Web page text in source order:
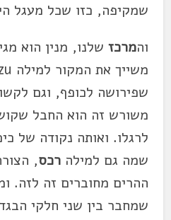
שמקיפה, כזו שכל מעגל
והמרכז שלנו, מנין הוא
משורש זה הוא החבל
לרגלו. ואותה נקודה של
שמה גם למילהרכס,
ההרים מחוברים זה לזה.
שמחבר בין שני חלקי